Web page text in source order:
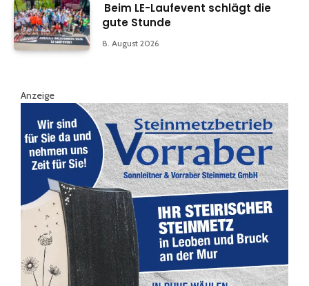
Beim LE-Laufevent schlägt die
gute Stunde
8. August 2026
Anzeige